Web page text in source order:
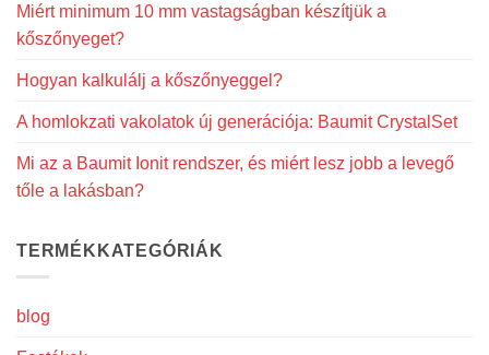
Miért minimum 10 mm vastagságban készítjük a
kőszőnyeget?
Hogyan kalkulálj a kőszőnyeggel?
A homlokzati vakolatok új generációja: Baumit CrystalSet
Mi az a Baumit Ionit rendszer, és miért lesz jobb a levegő
tőle a lakásban?
TERMÉKKATEGÓRIÁK
blog